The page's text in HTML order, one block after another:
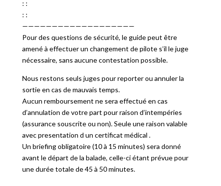
: :
: :
———————————————————
Pour des questions de sécurité, le guide peut être
amené à effectuer un changement de pilote s’il le juge
nécessaire, sans aucune contestation possible.
Nous restons seuls juges pour reporter ou annuler la
sortie en cas de mauvais temps.
Aucun remboursement ne sera effectué en cas
d’annulation de votre part pour raison d’intempéries
(assurance souscrite ou non). Seule une raison valable
avec presentation d un certificat médical .
Un briefing obligatoire (10 à 15 minutes) sera donné
avant le départ de la balade, celle-ci étant prévue pour
une durée totale de 45 à 50 minutes.